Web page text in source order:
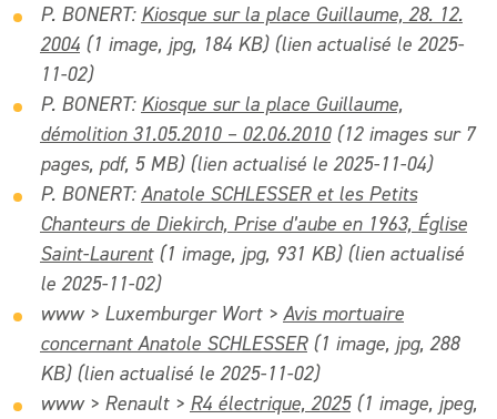
P. BONERT: Kiosque sur la place Guillaume, 28. 12.
2004 (1 image, jpg, 184 KB) (lien actualisé le 2025-
11-02)
P. BONERT: Kiosque sur la place Guillaume,
démolition 31.05.2010 – 02.06.2010(12 images sur 7
pages, pdf, 5 MB) (lien actualisé le 2025-11-04)
P. BONERT:Anatole SCHLESSER et les Petits
Chanteurs de Diekirch, Prise d’aube en 1963, Église
Saint-Laurent(1 image, jpg, 931 KB) (lien actualisé
le 2025-11-02)
www > Luxemburger Wort > Avis mortuaire
concernant Anatole SCHLESSER(1 image, jpg, 288
KB) (lien actualisé le 2025-11-02)
www > Renault > R4 électrique, 2025(1 image, jpeg,